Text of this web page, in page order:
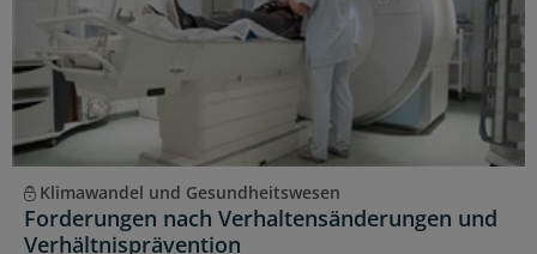
Klimawandel und Gesundheitswesen
Forderungen nach Verhaltensänderungen und
Verhältnisprävention